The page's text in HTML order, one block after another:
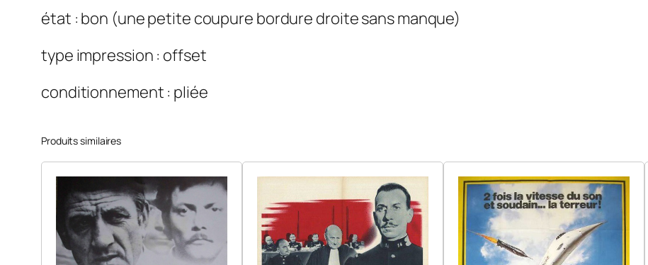
1
état : bon (une petite coupure bordure droite sans manque)
type impression : offset
conditionnement : pliée
Produits similaires